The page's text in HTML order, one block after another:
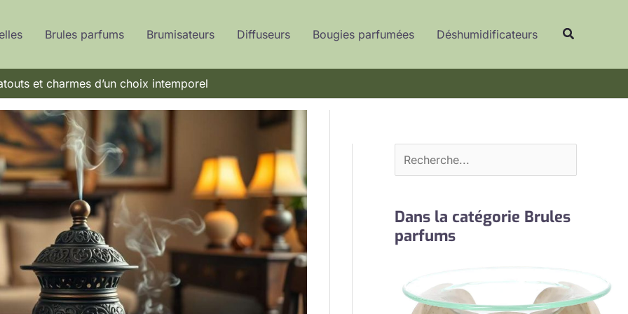
Brules parfums Brumisateurs Diffuseurs Bougies parfumées Déshumidificateurs
et charmes d’un choix intemporel
e
e
c
r
Dans la catégorie Brules
parfums